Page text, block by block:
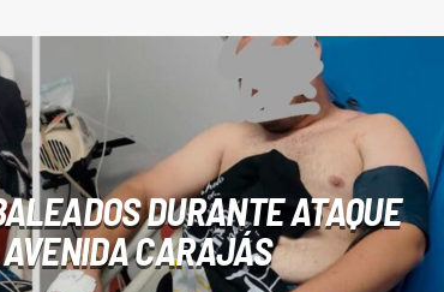
DURANTE ATAQUE
CARAJÁS